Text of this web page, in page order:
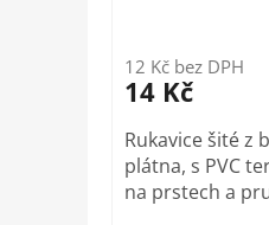
12 Kč bez DPH
14 Kč
Rukavice šité z
plátna, s PVC
na prstech a